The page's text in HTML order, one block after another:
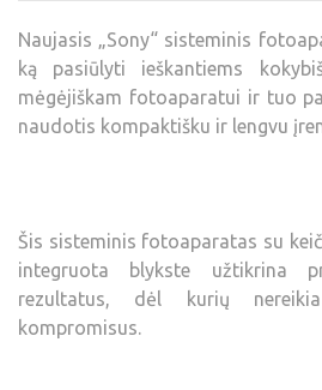
Naujasis „Sony“ sisteminis
ką pasiūlyti ieškantiems
mėgėjiškam fotoaparatui ir tuo
naudotis kompaktišku ir lengvu
Šis sisteminis fotoaparatas su
integruota blykste užtikrina
rezultatus, dėl kurių
kompromisus.